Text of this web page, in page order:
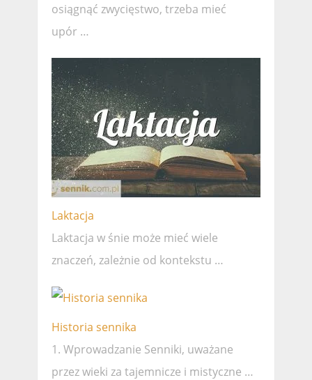
osiągnąć zwycięstwo, trzeba mieć
upór …
Laktacja
Laktacja w śnie może mieć wiele
znaczeń, zależnie od kontekstu …
Historia sennika
1. Wprowadzanie Senniki, uważane
przez wieki za tajemnicze i mistyczne …